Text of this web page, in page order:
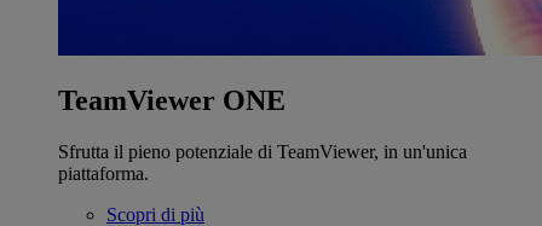
TeamViewer ONE
Sfrutta il pieno potenziale di TeamViewer, in un'unica
piattaforma.
Scopri di più